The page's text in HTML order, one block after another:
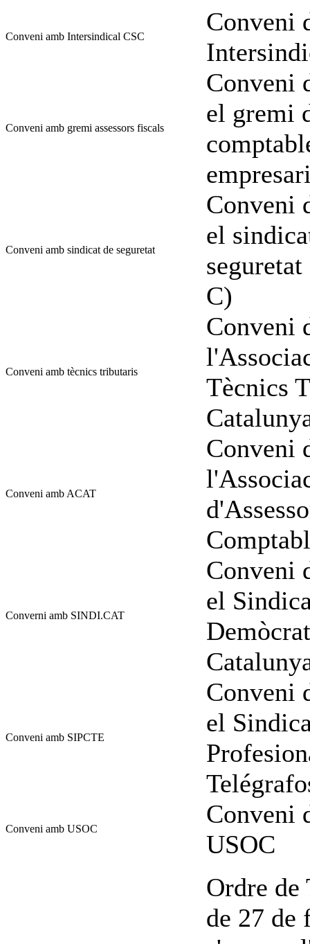
Conveni amb Intersindical CSC
Conveni
Conveni amb gremi assessors fiscals
Conveni
el gremi
Conveni amb sindicat de seguretat
Conveni
el
C)
Conveni amb tècnics tributaris
Conveni
Tècnics
Conveni amb ACAT
Conveni
Converni amb SINDI.CAT
Conveni
el
Conveni amb SIPCTE
Conveni
el
Conveni amb USOC
Conveni
USOC
Ordre de
de 27 de